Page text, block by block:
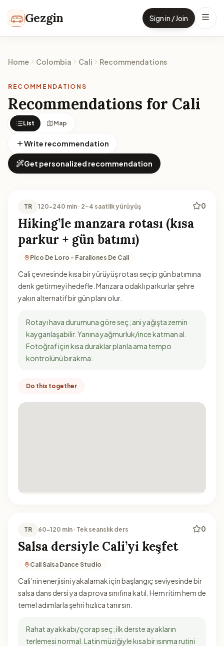
Gezgin Sign in / Join
Home Colombia Cali Recommendations
RECOMMENDATIONS
Recommendations for Cali
List Map
Write recommendation
Get personalized recommendation
TR 120-240 min · 2–4 saatlik yürüyüş 0
Hiking’le manzara rotası (kısa
parkur + gün batımı)
Pico De Loro - Farallones De Cali
Cali çevresinde kısa bir yürüyüş rotası seçip gün batımına
denk getirmeyi hedefle. Manzara odaklı parkurlar şehre
yakın alternatif bir gün planı olur.
Rotayı hava durumuna göre seç; ani yağışta zemin
kayganlaşabilir. Yanına yağmurluk/ince katman al.
Fotoğraf için kısa duraklar planla ama tempo
kontrolünü bırakma.
Do this together
TR 60-120 min · Tek seanslık ders 0
Salsa dersiyle Cali’yi keşfet
Cali Salsa Dance Studio
Cali’nin enerjisini yakalamak için başlangıç seviyesinde bir
salsa dans dersi ya da prova sınıfına katıl. Hem ritim hem de
temel adımlarla şehri hızlıca tanırsın.
Rahat ayakkabı/çorap seç; ilk derste ayakların
terlemesi normal. Latin müziğiyle kısa bir ısınma rutini